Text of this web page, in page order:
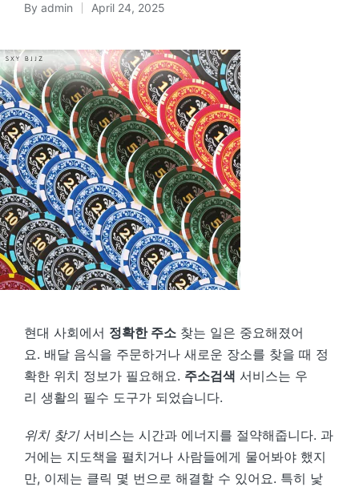
Posted
By admin April 24, 2025
현대 사회에서 정확한 주소 찾는 일은 중요해졌어
요. 배달 음식을 주문하거나 새로운 장소를 찾을 때 정
확한 위치 정보가 필요해요. 주소검색 서비스는 우
리 생활의 필수 도구가 되었습니다.
위치 찾기서비스는 시간과 에너지를 절약해줍니다. 과
거에는 지도책을 펼치거나 사람들에게 물어봐야 했지
만, 이제는 클릭 몇 번으로 해결할 수 있어요. 특히 낯